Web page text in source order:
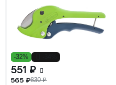
-32%
551 ₽
565 ₽830 ₽